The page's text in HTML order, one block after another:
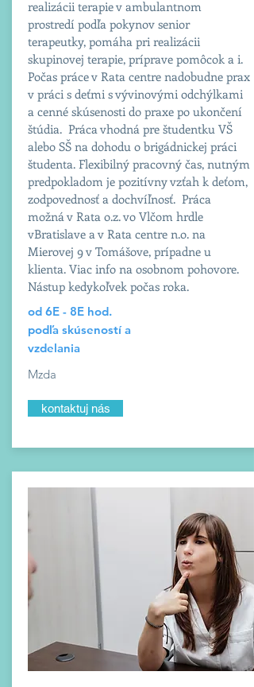
realizácii terapie v ambulantnom
prostredí podľa pokynov senior
terapeutky, pomáha pri realizácii
skupinovej terapie, príprave pomôcok a i.
Počas práce v Rata centre nadobudne prax
v práci s deťmi s vývinovými odchýlkami
a cenné skúsenosti do praxe po ukončení
štúdia. Práca vhodná pre študentku VŠ
alebo SŠ na dohodu o brigádnickej práci
študenta. Flexibilný pracovný čas, nutným
predpokladom je pozitívny vzťah k deťom,
zodpovednosť a dochvíľnosť. Práca
možná v Rata o.z. vo Vlčom hrdle
vBratislave a v Rata centre n.o. na
Mierovej 9 v Tomášove, prípadne u
klienta. Viac info na osobnom pohovore.
Nástup kedykoľvek počas roka.
od 6E - 8E hod.
podľa skúseností a
vzdelania
Mzda
kontaktuj nás